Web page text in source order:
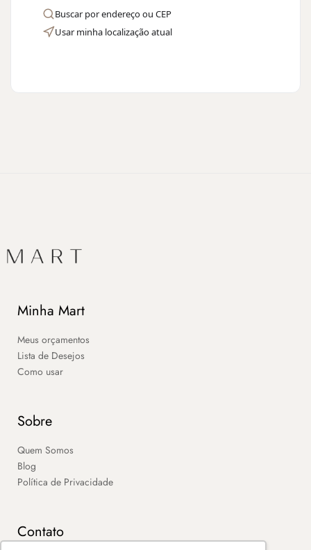
Buscar por endereço ou CEP
Usar minha localização atual
Minha Mart
Meus orçamentos
Lista de Desejos
Como usar
Sobre
Quem Somos
Blog
Política de Privacidade
Contato